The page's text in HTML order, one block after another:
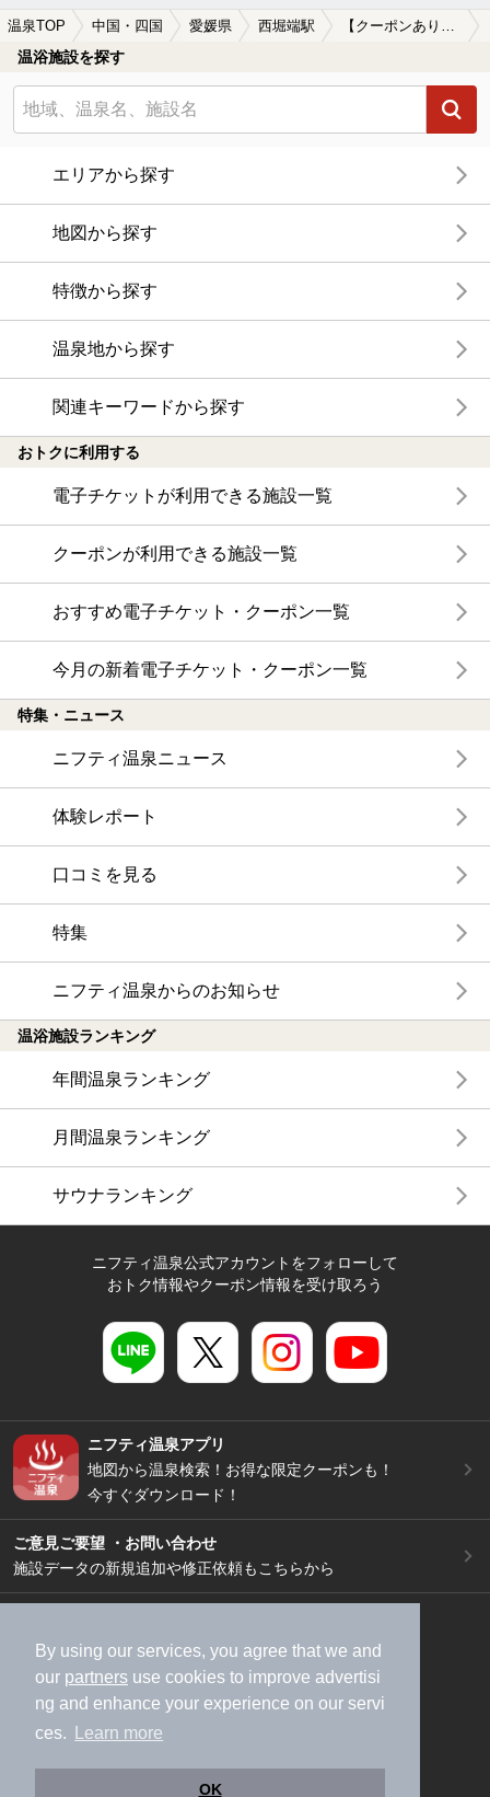
By using our services, you agree that we and
our partners use cookies to improve advertisi
ng and enhance your experience on our servi
ces.
Learn more
OK
温泉TOP 中国・四国 愛媛県 西堀端駅 【クーポンあり】水風呂が楽しめる西堀端駅近くの温泉、日帰り温泉、スーパー銭湯おすすめ
温浴施設を探す
エリアから探す
地図から探す
特徴から探す
温泉地から探す
関連キーワードから探す
おトクに利用する
電子チケットが利用できる施設一覧
クーポンが利用できる施設一覧
おすすめ電子チケット・クーポン一覧
今月の新着電子チケット・クーポン一覧
特集・ニュース
ニフティ温泉ニュース
体験レポート
口コミを見る
特集
ニフティ温泉からのお知らせ
温浴施設ランキング
年間温泉ランキング
月間温泉ランキング
サウナランキング
ニフティ温泉公式アカウントをフォローして
おトク情報やクーポン情報を受け取ろう
ニフティ温泉アプリ
地図から温泉検索！お得な限定クーポンも！
今すぐダウンロード！
ご意見ご要望 ・お問い合わせ
施設データの新規追加や修正依頼もこちらから
加盟店募集（資料請求）
広告出稿のご案内
利用規約
ライフスタイルMEMBERS+規約
特定商取引法に基づく表記
ヘルプ
採用情報
運営会社